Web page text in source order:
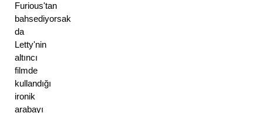
Furious'tan
bahsediyorsak
da
Letty'nin
altıncı
filmde
kullandığı
ironik
arabayı